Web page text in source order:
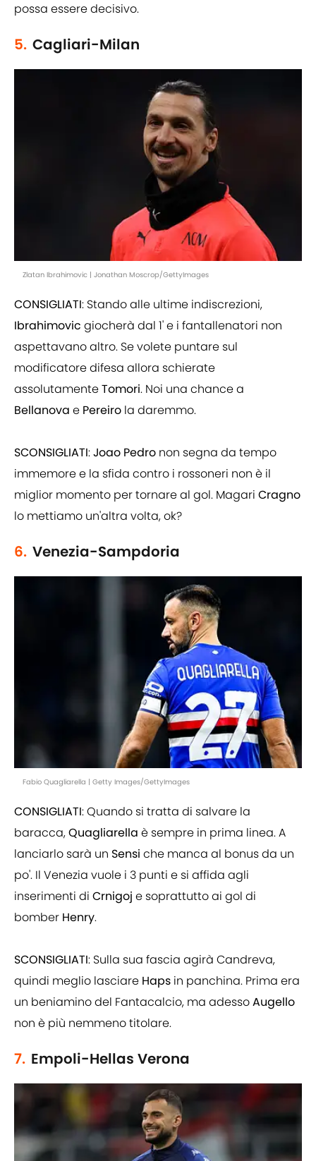
possa essere decisivo.
5. Cagliari-Milan
Zlatan Ibrahimovic | Jonathan Moscrop/GettyImages
CONSIGLIATI: Stando alle ultime indiscrezioni,
Ibrahimovic giocherà dal 1' e i fantallenatori non
aspettavano altro. Se volete puntare sul
modificatore difesa allora schierate
assolutamenteTomori. Noi una chance a
Bellanova e Pereiro la daremmo.
SCONSIGLIATI:Joao Pedro non segna da tempo
immemore e la sfida contro i rossoneri non è il
miglior momento per tornare al gol. Magari Cragno
lo mettiamo un'altra volta, ok?
6. Venezia-Sampdoria
Fabio Quagliarella | Getty Images/GettyImages
CONSIGLIATI: Quando si tratta di salvare la
baracca,Quagliarella è sempre in prima linea. A
lanciarlo sarà un Sensi che manca al bonus da un
po'. Il Venezia vuole i 3 punti e si affida agli
inserimenti di Crnigoj e soprattutto ai gol di
bomber Henry.
SCONSIGLIATI: Sulla sua fascia agirà Candreva,
quindi meglio lasciare Haps in panchina. Prima era
un beniamino del Fantacalcio, ma adessoAugello
non è più nemmeno titolare.
7. Empoli-Hellas Verona